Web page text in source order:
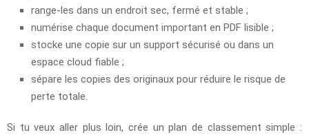
range-les dans un endroit sec, fermé et stable ;
numérise chaque document important en PDF lisible ;
stocke une copie sur un support sécurisé ou dans un
espace cloud fiable ;
sépare les copies des originaux pour réduire le risque de
perte totale.
Si tu veux aller plus loin, crée un plan de classement simple :